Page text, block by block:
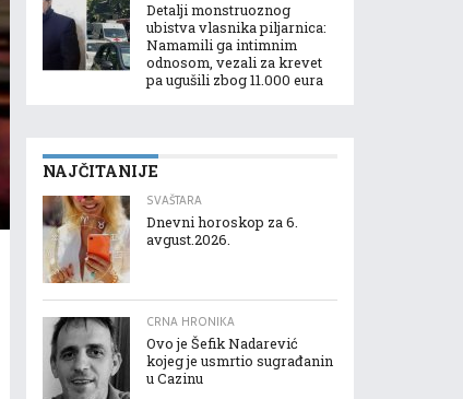
Detalji monstruoznog
ubistva vlasnika piljarnica:
Namamili ga intimnim
odnosom, vezali za krevet
pa ugušili zbog 11.000 eura
NAJČITANIJE
SVAŠTARA
Dnevni horoskop za 6.
avgust.2026.
CRNA HRONIKA
Ovo je Šefik Nadarević
kojeg je usmrtio sugrađanin
u Cazinu